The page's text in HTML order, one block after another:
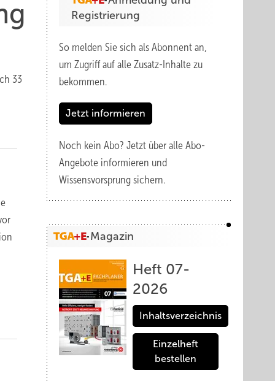
33
Registrierung
So melden Sie sich als Abonnent an,
um Zugriff auf alle Zusatz-Inhalte zu
bekommen.
Jetzt informieren
Noch kein Abo? Jetzt über alle Abo-
Angebote informieren und
Wissensvorsprung sichern.
Magazin
Heft 07-
2026
Inhaltsverzeichnis
Einzelheft
bestellen